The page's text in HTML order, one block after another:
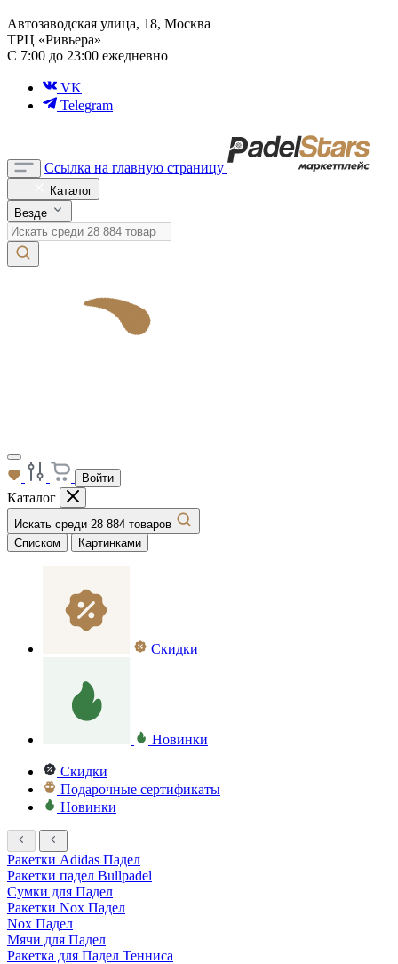
Автозаводская улица, 18, Москва
ТРЦ «Ривьера»
С 7:00 до 23:00 ежедневно
VK
Telegram
Ссылка на главную страницу
Каталог
Везде
Войти
Каталог
Искать среди 28 884 товаров
Списком
Картинками
Скидки
Новинки
Скидки
Подарочные сертификаты
Новинки
Ракетки Adidas Падел
Ракетки падел Bullpadel
Сумки для Падел
Ракетки Nox Падел
Nox Падел
Мячи для Падел
Ракетка для Падел Тенниса